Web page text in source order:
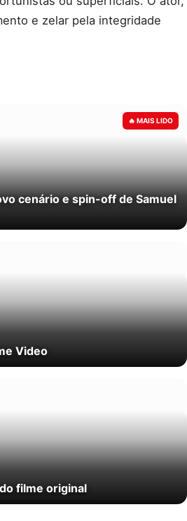
e zelar pela integridade
cenário e spin-off de Samuel
Video
filme original